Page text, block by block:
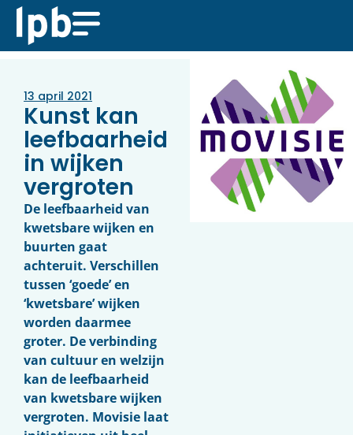
13 april 2021
Kunst kan
leefbaarheid
in wijken
vergroten
De leefbaarheid van
kwetsbare wijken en
buurten gaat
achteruit. Verschillen
tussen ‘goede’ en
‘kwetsbare’ wijken
worden daarmee
groter. De verbinding
van cultuur en welzijn
kan de leefbaarheid
van kwetsbare wijken
vergroten. Movisie laat